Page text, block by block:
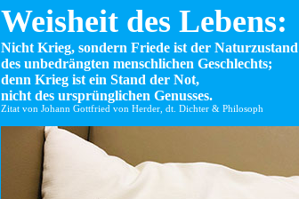
Weisheit des Lebens:
Nicht Krieg, sondern Friede ist der Naturzustand
des unbedrängten menschlichen Geschlechts;
denn Krieg ist ein Stand der Not,
nicht des ursprünglichen Genusses.
Zitat von Johann Gottfried von Herder, dt. Dichter & Philosoph